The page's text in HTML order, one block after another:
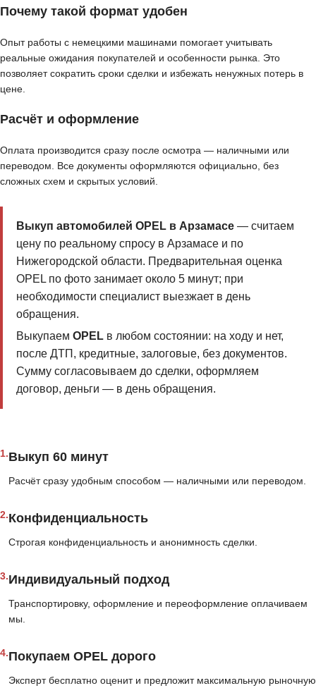
Почему такой формат удобен
Опыт работы с немецкими машинами помогает учитывать
реальные ожидания покупателей и особенности рынка. Это
позволяет сократить сроки сделки и избежать ненужных потерь в
цене.
Расчёт и оформление
Оплата производится сразу после осмотра — наличными или
переводом. Все документы оформляются официально, без
сложных схем и скрытых условий.
Выкуп автомобилей OPEL в Арзамасе— считаем
цену по реальному спросу в Арзамасе и по
Нижегородской области. Предварительная оценка
OPEL по фото занимает около 5 минут; при
необходимости специалист выезжает в день
обращения.
Выкупаем OPELв любом состоянии: на ходу и нет,
после ДТП, кредитные, залоговые, без документов.
Сумму согласовываем до сделки, оформляем
договор, деньги — в день обращения.
1.Выкуп 60 минут
Расчёт сразу удобным способом — наличными или переводом.
2.Конфиденциальность
Строгая конфиденциальность и анонимность сделки.
3.Индивидуальный подход
Транспортировку, оформление и переоформление оплачиваем
мы.
4.Покупаем OPEL дорого
Эксперт бесплатно оценит и предложит максимальную рыночную